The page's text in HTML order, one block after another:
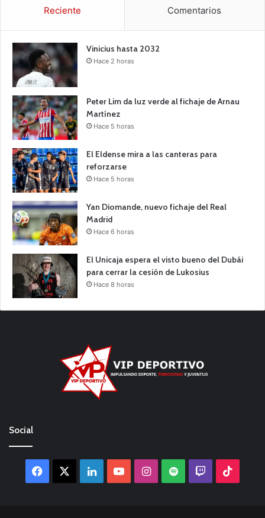
Reciente Comentarios
Vinicius hasta 2032
Hace 2 horas
Peter Lim da luz verde al fichaje de Arnau
Martínez
Hace 5 horas
El Eldense mira a las canteras para
reforzarse
Hace 5 horas
Yan Diomande, nuevo fichaje del Real
Madrid
Hace 6 horas
El Unicaja espera el visto bueno del Dubái
para cerrar la cesión de Lukosius
Hace 8 horas
Social
Facebook LinkedInYouTubeInstagram
Spotify Twitch